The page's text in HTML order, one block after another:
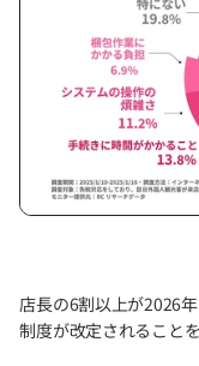
店長の6割以上が2026
制度が改定されること